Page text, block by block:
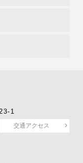
1
交通アクセス